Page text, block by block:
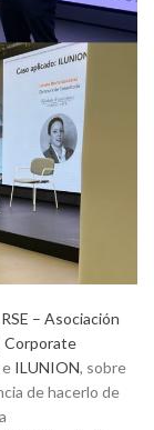
– Asociación
Corporate
e ILUNION, sobre
de hacerlo de